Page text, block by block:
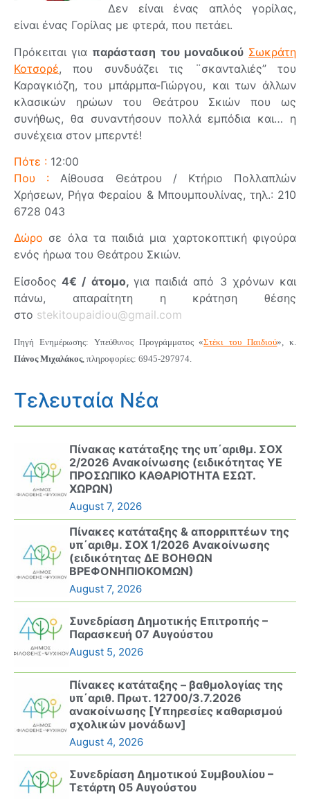
Δεν είναι ένας απλός γορίλας,
είναι ένας Γορίλας με φτερά, που πετάει.
Πρόκειται για παράσταση του μοναδικού Σωκράτη
Κοτσορέ, που συνδυάζει τις ¨σκανταλιές” του
Καραγκιόζη, του μπάρμπα-Γιώργου, και των άλλων
κλασικών ηρώων του Θεάτρου Σκιών που ως
συνήθως, θα συναντήσουν πολλά εμπόδια και… η
συνέχεια στον μπερντέ!
Πότε : 12:00
Που : Αίθουσα Θεάτρου / Κτήριο Πολλαπλών
Χρήσεων, Ρήγα Φεραίου & Μπουμπουλίνας, τηλ.: 210
6728 043
Δώρο σε όλα τα παιδιά μια χαρτοκοπτική φιγούρα
ενός ήρωα του Θεάτρου Σκιών.
Είσοδος 4€ / άτομο, για παιδιά από 3 χρόνων και
πάνω, απαραίτητη η κράτηση θέσης
στο stekitoupaidiou@gmail.com
Πηγή Ενημέρωσης: Υπεύθυνος Προγράμματος «Στέκι του Παιδιού», κ.
Πάνος Μιχαλάκος, πληροφορίες: 6945-297974.
Τελευταία Νέα
Πίνακας κατάταξης της υπ΄αριθμ. ΣΟΧ
2/2026 Ανακοίνωσης (ειδικότητας ΥΕ
ΠΡΟΣΩΠΙΚΟ ΚΑΘΑΡΙΟΤΗΤΑ ΕΣΩΤ.
ΧΩΡΩΝ)
August 7, 2026
Πίνακες κατάταξης & απορριπτέων της
υπ΄αριθμ. ΣΟΧ 1/2026 Ανακοίνωσης
(ειδικότητας ΔΕ ΒΟΗΘΩΝ
ΒΡΕΦΟΝΗΠΙΟΚΟΜΩΝ)
August 7, 2026
Συνεδρίαση Δημοτικής Επιτροπής –
Παρασκευή 07 Αυγούστου
August 5, 2026
Πίνακες κατάταξης – βαθμολογίας της
υπ΄αριθ. Πρωτ. 12700/3.7.2026
ανακοίνωσης [Υπηρεσίες καθαρισμού
σχολικών μονάδων]
August 4, 2026
Συνεδρίαση Δημοτικού Συμβουλίου –
Τετάρτη 05 Αυγούστου